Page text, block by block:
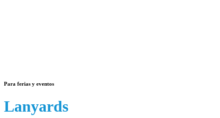
Para ferias y eventos
Lanyards